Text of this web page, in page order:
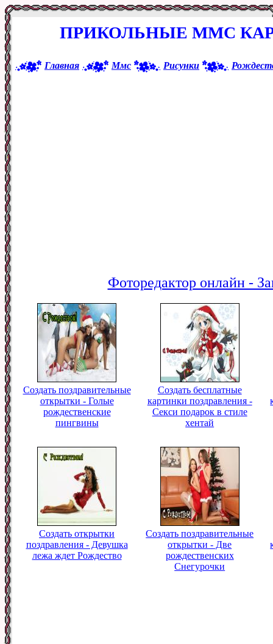
ПРИКОЛЬНЫЕ ММС
Главная Ммс Рисунки
Фоторедактор онлайн -
Создать поздравительные
открытки - Голые
рождественские
пингвины
Создать бесплатные
картинки поздравления -
Секси подарок в стиле
хентай
Создать открытки
поздравления - Девушка
лежа ждет Рождество
Создать поздравительные
открытки - Две
рождественских
Снегурочки